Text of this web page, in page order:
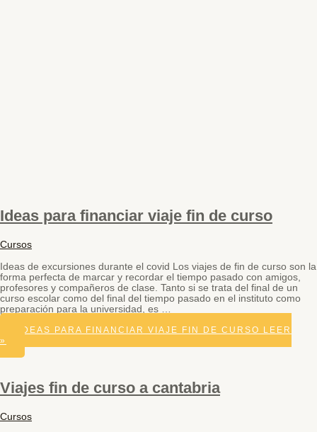
Ideas para financiar viaje fin de curso
Cursos
Ideas de excursiones durante el covid Los viajes de fin de curso son la
forma perfecta de marcar y recordar el tiempo pasado con amigos,
profesores y compañeros de clase. Tanto si se trata del final de un
curso escolar como del final del tiempo pasado en el instituto como
preparación para la universidad, es …
IDEAS PARA FINANCIAR VIAJE FIN DE CURSO LEER
»
Viajes fin de curso a cantabria
Cursos